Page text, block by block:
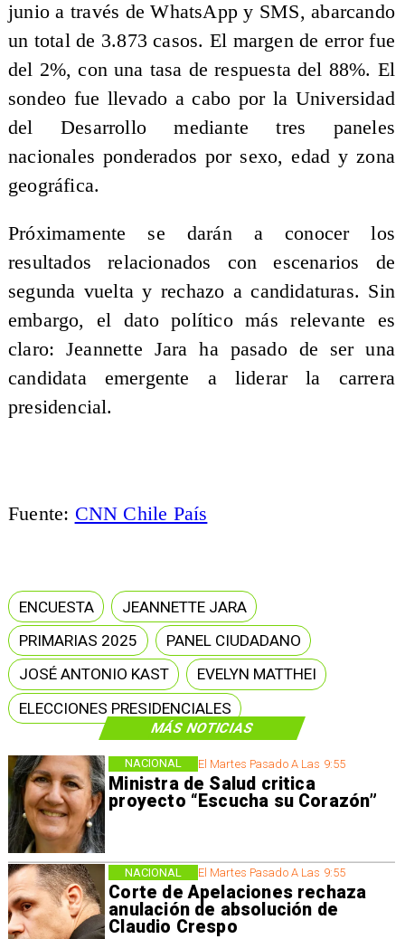
MÁS NOTICIAS
El Martes Pasado A Las 9:55
Ministra de Salud critica
proyecto “Escucha su Corazón”
NACIONAL
El Martes Pasado A Las 9:55
Corte de Apelaciones rechaza
anulación de absolución de
Claudio Crespo
NACIONAL
junio a través de WhatsApp y SMS, abarcando
un total de 3.873 casos. El margen de error fue
del 2%, con una tasa de respuesta del 88%. El
sondeo fue llevado a cabo por la Universidad
del Desarrollo mediante tres paneles
nacionales ponderados por sexo, edad y zona
geográfica.
Próximamente se darán a conocer los
resultados relacionados con escenarios de
segunda vuelta y rechazo a candidaturas. Sin
embargo, el dato político más relevante es
claro: Jeannette Jara ha pasado de ser una
candidata emergente a liderar la carrera
presidencial.
Fuente: CNN Chile País
ENCUESTA
JEANNETTE JARA
PRIMARIAS 2025
PANEL CIUDADANO
JOSÉ ANTONIO KAST
EVELYN MATTHEI
ELECCIONES PRESIDENCIALES